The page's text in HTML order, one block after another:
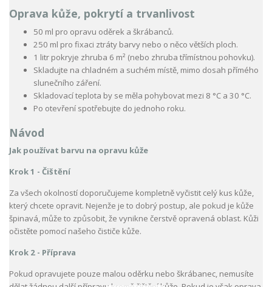
Oprava kůže, pokrytí a trvanlivost
50 ml pro opravu oděrek a škrábanců.
250 ml pro fixaci ztráty barvy nebo o něco větších ploch.
1 litr pokryje zhruba 6 m² (nebo zhruba třímístnou pohovku).
Skladujte na chladném a suchém místě, mimo dosah přímého
slunečního záření.
Skladovací teplota by se měla pohybovat mezi 8 °C a 30 °C.
Po otevření spotřebujte do jednoho roku.
Návod
Jak používat barvu na opravu kůže
Krok 1 - Čištění
Za všech okolností doporučujeme kompletně vyčistit celý kus kůže,
který chcete opravit. Nejenže je to dobrý postup, ale pokud je kůže
špinavá, může to způsobit, že vynikne čerstvě opravená oblast. Kůži
očistěte pomocí našeho čističe kůže.
Krok 2 - Příprava
Pokud opravujete pouze malou oděrku nebo škrábanec, nemusíte